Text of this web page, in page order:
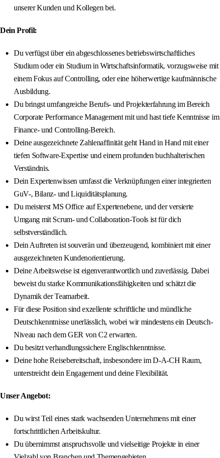
unserer Kunden und Kollegen bei.
Dein Profil:
Du verfügst über ein abgeschlossenes betriebswirtschaftliches
Studium oder ein Studium in Wirtschaftsinformatik, vorzugsweise mit
einem Fokus auf Controlling, oder eine höherwertige kaufmännische
Ausbildung.
Du bringst umfangreiche Berufs- und Projekterfahrung im Bereich
Corporate Performance Management mit und hast tiefe Kenntnisse im
Finance- und Controlling-Bereich.
Deine ausgezeichnete Zahlenaffinität geht Hand in Hand mit einer
tiefen Software-Expertise und einem profunden buchhalterischen
Verständnis.
Dein Expertenwissen umfasst die Verknüpfungen einer integrierten
GuV-, Bilanz- und Liquiditätsplanung.
Du meisterst MS Office auf Expertenebene, und der versierte
Umgang mit Scrum- und Collaboration-Tools ist für dich
selbstverständlich.
Dein Auftreten ist souverän und überzeugend, kombiniert mit einer
ausgezeichneten Kundenorientierung.
Deine Arbeitsweise ist eigenverantwortlich und zuverlässig. Dabei
beweist du starke Kommunikationsfähigkeiten und schätzt die
Dynamik der Teamarbeit.
Für diese Position sind exzellente schriftliche und mündliche
Deutschkenntnisse unerlässlich, wobei wir mindestens ein Deutsch-
Niveau nach dem GER von C2 erwarten.
Du besitzt verhandlungssichere Englischkenntnisse.
Deine hohe Reisebereitschaft, insbesondere im D-A-CH Raum,
unterstreicht dein Engagement und deine Flexibilität.
Unser Angebot:
Du wirst Teil eines stark wachsenden Unternehmens mit einer
fortschrittlichen Arbeitskultur.
Du übernimmst anspruchsvolle und vielseitige Projekte in einer